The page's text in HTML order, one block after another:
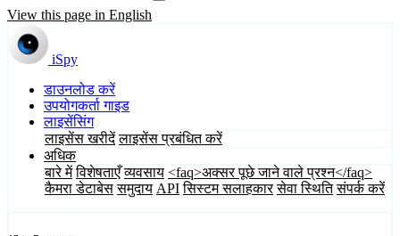
View this page in English
iSpy
डाउनलोड करें
उपयोगकर्ता गाइड
लाइसेंसिंग
लाइसेंस खरीदें लाइसेंस प्रबंधित करें
अधिक
बारे में विशेषताएँ व्यवसाय <faq>अक्सर पूछे जाने वाले प्रश्न</faq>
कैमरा डेटाबेस समुदाय API सिस्टम सलाहकार सेवा स्थिति संपर्क करें